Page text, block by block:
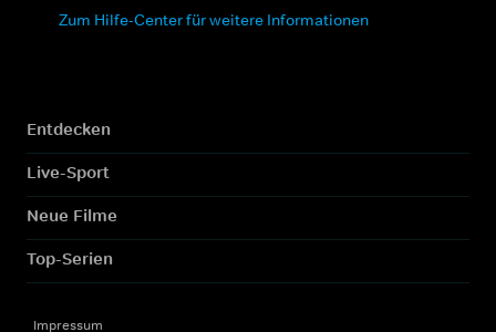
Zum Hilfe-Center für weitere Informationen
Entdecken
Live-Sport
Neue Filme
Top-Serien
Impressum